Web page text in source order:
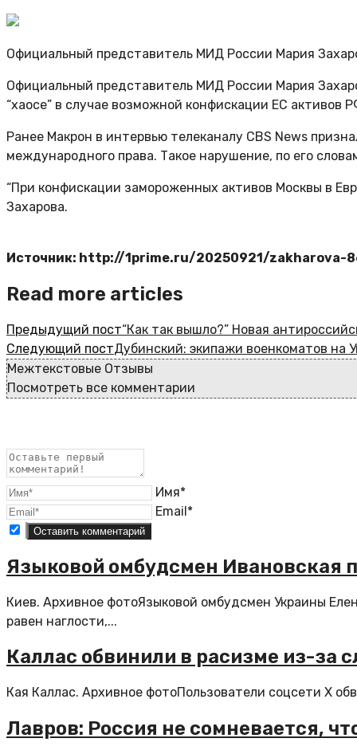
Официальный представитель МИД России Мария
Официальный представитель МИД России Мария
“хаосе” в случае возможной конфискации ЕС
Ранее Макрон в интервью телеканалу CBS News
международного права. Такое нарушение, по его
“При конфискации замороженных активов Москвы в
Захарова.
Источник: http://1prime.ru/20250921/zakharova-
Read more articles
Предыдущий пост“Как так вышло?” Новая
Следующий постДубинский: экипажи военкоматов на
Межтекстовые Отзывы
Посмотреть все комментарии
Имя*
Email*
Языковой омбудсмен Ивановская
Киев. Архивное фотоЯзыковой омбудсмен Украины
равен наглости,...
Каллас обвинили в расизме из-за
Кая Каллас. Архивное фотоПользователи соцсети X
Лавров: Россия не сомневается,